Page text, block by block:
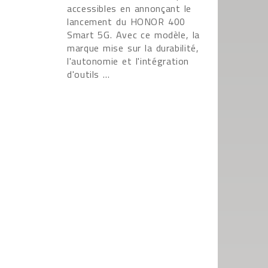
accessibles en annonçant le
lancement du HONOR 400
Smart 5G. Avec ce modèle, la
marque mise sur la durabilité,
l'autonomie et l'intégration
d'outils ...